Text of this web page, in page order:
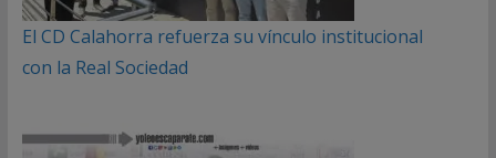
El CD Calahorra refuerza su vínculo institucional
con la Real Sociedad